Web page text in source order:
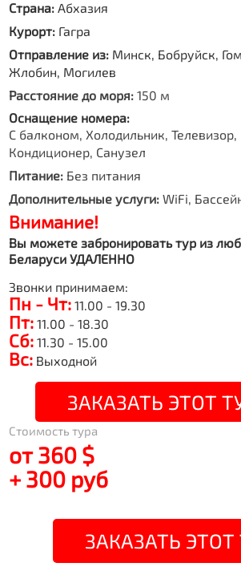
Страна:Абхазия
Курорт: Гагра
Отправление из: Минск, Бобруйск,
Жлобин, Могилев
Расстояние до моря: 150 м
Оснащение номера:
С балконом, Холодильник, Телевизор,
Кондиционер, Санузел
Питание: Без питания
Дополнительные услуги: WiFi,
Внимание!
Вы можете забронировать тур из
Беларуси УДАЛЕННО
Звонки принимаем:
Пн - Чт: 11.00 - 19.30
Пт: 11.00 - 18.30
Сб: 11.30 - 15.00
Вс: Выходной
ЗАКАЗАТЬ ЭТОТ
Стоимость тура
от 360 $
+ 300 руб
ЗАКАЗАТЬ ЭТОТ